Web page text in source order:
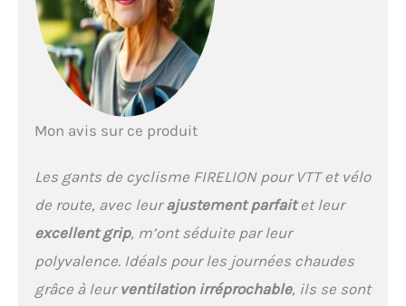
Mon avis sur ce produit
Les gants de cyclisme FIRELION pour VTT et vélo
de route, avec leurajustement parfaitet leur
excellent grip, m’ont séduite par leur
polyvalence. Idéals pour les journées chaudes
grâce à leur ventilation irréprochable, ils se sont